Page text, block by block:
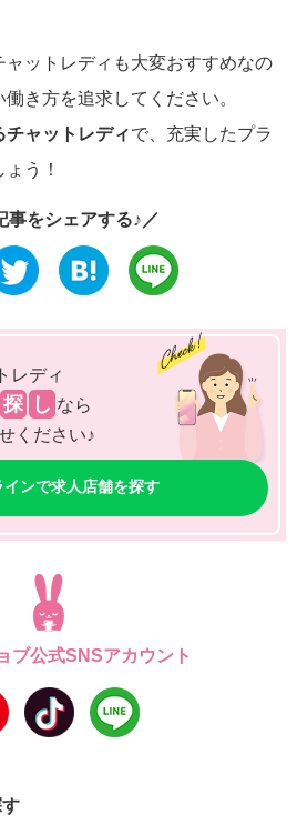
ットレディも大変おすすめなの
き方を追求してください。
ャットレディで、充実したプラ
う！
事をシェアする♪／
レディ
探 し なら
ください♪
インで求人店舗を探す
ブ公式SNSアカウント